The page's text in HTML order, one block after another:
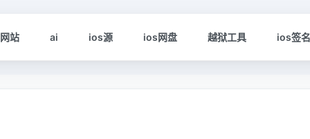
站 ai ios源 ios网盘 越狱工具 ios签